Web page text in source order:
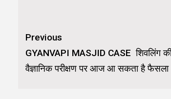
Continue
Reading
Previous
GYANVAPI MASJID CASE शिवलिंग की
वैज्ञानिक परीक्षण पर आज आ सकता है फैसला